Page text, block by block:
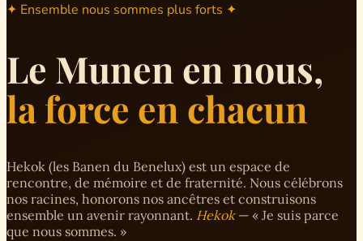
✦ Ensemble nous sommes plus forts ✦
Le Munen en nous,
la force en chacun
Hekok (les Banen du Benelux) est un espace de
rencontre, de mémoire et de fraternité. Nous célébrons
nos racines, honorons nos ancêtres et construisons
ensemble un avenir rayonnant. Hekok— « Je suis parce
que nous sommes. »